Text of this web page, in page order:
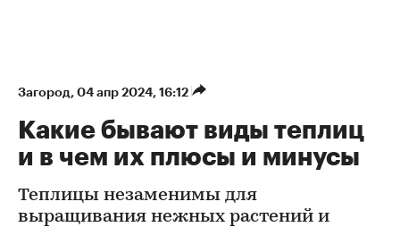
Загород⁠, 04 апр 2024, 16:12
Какие бывают виды теплиц
и в чем их плюсы и минусы
Теплицы незаменимы для
выращивания нежных растений и